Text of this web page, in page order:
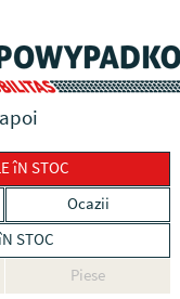
îN STOC
Ocazii
STOC
Piese